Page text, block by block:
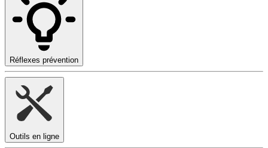
Réflexes prévention
Outils en ligne